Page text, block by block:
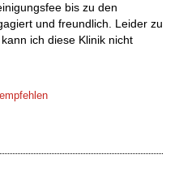
bis zu den
und freundlich. Leider zu
ich diese Klinik nicht